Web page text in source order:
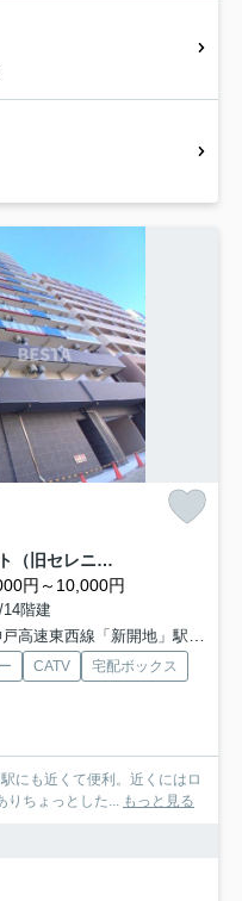
プレリスNEO神戸湊川公園ヴェルト（旧セレニテ神戸西エクラ）
円～10,000円
階建
高速東西線「新開地」駅 徒歩3分
CATV
宅配ボックス
にも近くて便利。近くにはロ
ちょっとした...
もっと見る